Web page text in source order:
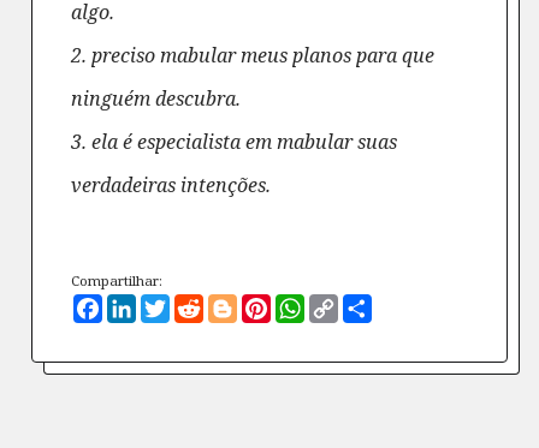
algo.
2. preciso mabular meus planos para que
ninguém descubra.
3. ela é especialista em mabular suas
verdadeiras intenções.
Compartilhar:
Facebook
LinkedIn
TwitterRedditBloggerPinterest
WhatsApp
Copy
Link